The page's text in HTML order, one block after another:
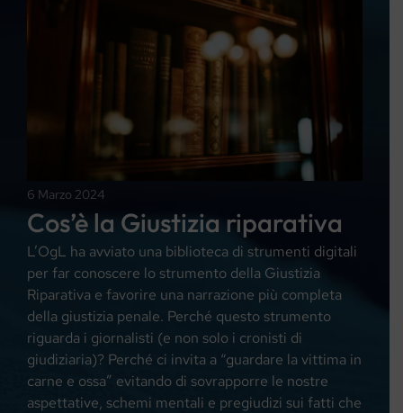
6 Marzo 2024
Cos’è la Giustizia riparativa
L’OgL ha avviato una biblioteca di strumenti digitali
per far conoscere lo strumento della Giustizia
Riparativa e favorire una narrazione più completa
della giustizia penale. Perché questo strumento
riguarda i giornalisti (e non solo i cronisti di
giudiziaria)? Perché ci invita a “guardare la vittima in
carne e ossa” evitando di sovrapporre le nostre
aspettative, schemi mentali e pregiudizi sui fatti che